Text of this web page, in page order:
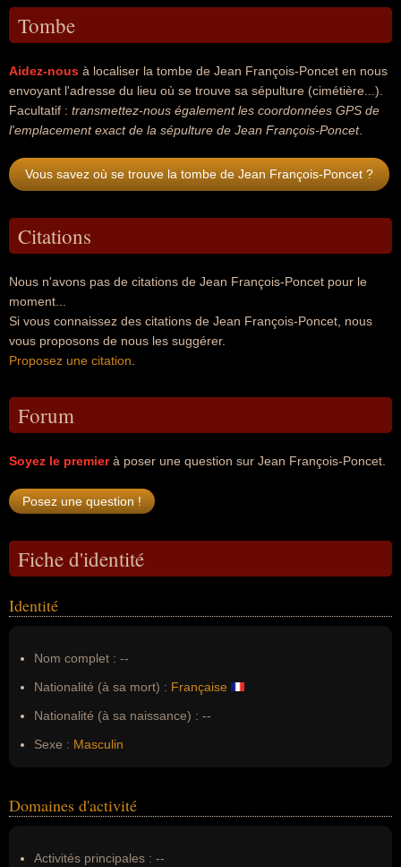
Tombe
Aidez-nous à localiser la tombe de Jean François-Poncet en nous
envoyant l'adresse du lieu où se trouve sa sépulture (cimétière...).
Facultatif : transmettez-nous également les coordonnées GPS de
l'emplacement exact de la sépulture de Jean François-Poncet.
Vous savez où se trouve la tombe de Jean François-Poncet ?
Citations
Nous n'avons pas de citations de Jean François-Poncet pour le
moment...
Si vous connaissez des citations de Jean François-Poncet, nous
vous proposons de nous les suggérer.
Proposez une citation
Forum
Soyez le premierà poser une question sur Jean François-Poncet.
Fiche d'identité
Identité
Nom complet : --
Nationalité (à sa mort) : Française
Nationalité (à sa naissance) : --
Sexe : Masculin
Domaines d'activité
Activités principales : --